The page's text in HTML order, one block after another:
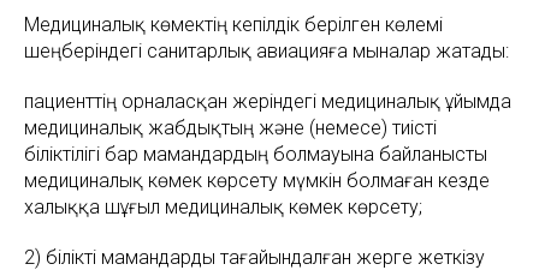
Медициналық көмектің кепілдік берілген көлемі
шеңберіндегі санитарлық авиацияға мыналар жатады:
пациенттің орналасқан жеріндегі медициналық ұйымда
медициналық жабдықтың және (немесе) тиісті
біліктілігі бар мамандардың болмауына байланысты
медициналық көмек көрсету мүмкін болмаған кезде
халыққа шұғыл медициналық көмек көрсету;
2) білікті мамандарды тағайындалған жерге жеткізу